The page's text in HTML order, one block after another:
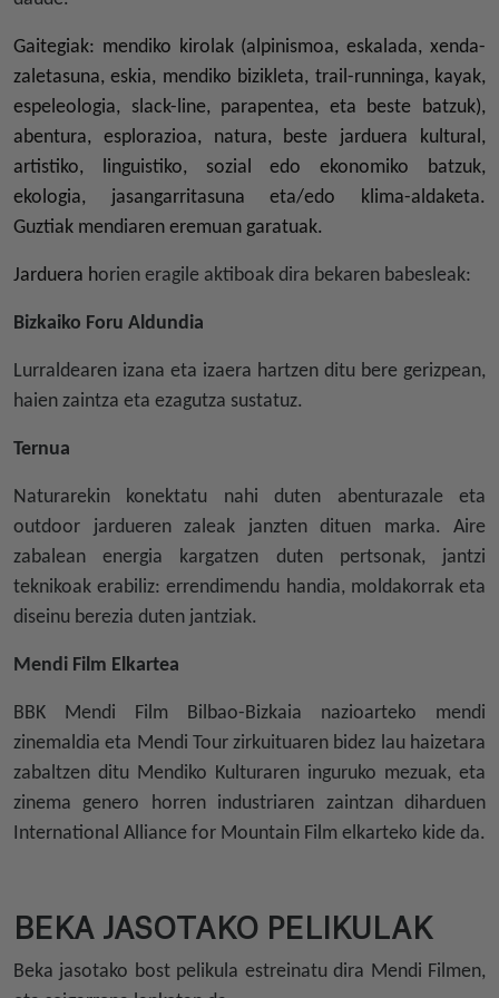
Gaitegiak: mendiko kirolak (alpinismoa, eskalada, xenda-
zaletasuna, eskia, mendiko bizikleta, trail-runninga, kayak,
espeleologia, slack-line, parapentea, eta beste batzuk),
abentura, esplorazioa, natura, beste jarduera kultural,
artistiko, linguistiko, sozial edo ekonomiko batzuk,
ekologia, jasangarritasuna eta/edo klima-aldaketa.
Guztiak mendiaren eremuan garatuak.
Jarduera horien eragile aktiboak dira bekaren babesleak:
Bizkaiko Foru Aldundia
Lurraldearen izana eta izaera hartzen ditu bere gerizpean,
haien zaintza eta ezagutza sustatuz.
Ternua
Naturarekin konektatu nahi duten abenturazale eta
outdoor jardueren zaleak janzten dituen marka. Aire
zabalean energia kargatzen duten pertsonak, jantzi
teknikoak erabiliz: errendimendu handia, moldakorrak eta
diseinu berezia duten jantziak.
Mendi Film Elkartea
BBK Mendi Film Bilbao-Bizkaia nazioarteko mendi
zinemaldia eta Mendi Tour zirkuituaren bidez lau haizetara
zabaltzen ditu Mendiko Kulturaren inguruko mezuak, eta
zinema genero horren industriaren zaintzan diharduen
International Alliance for Mountain Film elkarteko kide da.
BEKA JASOTAKO PELIKULAK
Beka jasotako bost pelikula estreinatu dira Mendi Filmen,